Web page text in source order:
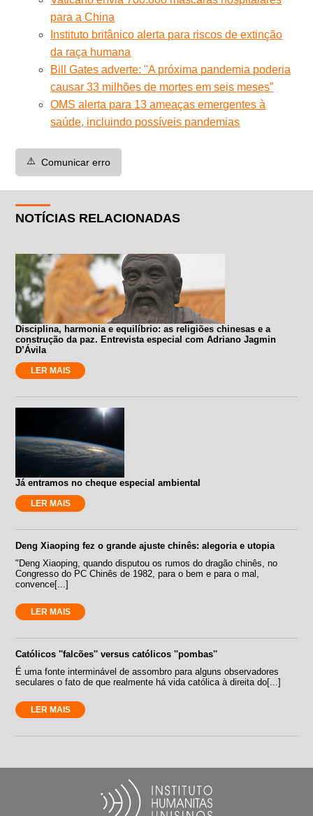
para a China
Instituto britânico alerta para riscos de extinção
da raça humana
Bill Gates adverte: "A próxima pandemia poderia
causar 33 milhões de mortes em seis meses”
OMS alerta para 13 ameaças emergentes à
saúde, incluindo possíveis pandemias
⚠️ Comunicar erro
NOTÍCIAS RELACIONADAS
Disciplina, harmonia e equilíbrio: as religiões chinesas e a
construção da paz. Entrevista especial com Adriano Jagmin
D’Ávila
LER MAIS
Já entramos no cheque especial ambiental
LER MAIS
Deng Xiaoping fez o grande ajuste chinês: alegoria e utopia
"Deng Xiaoping, quando disputou os rumos do dragão chinês, no
Congresso do PC Chinês de 1982, para o bem e para o mal,
convence[...]
LER MAIS
Católicos ''falcões'' versus católicos ''pombas''
É uma fonte interminável de assombro para alguns observadores
seculares o fato de que realmente há vida católica à direita do[...]
LER MAIS